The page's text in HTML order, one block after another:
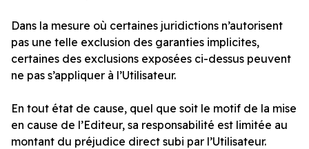
Dans la mesure où certaines juridictions n’autorisent
pas une telle exclusion des garanties implicites,
certaines des exclusions exposées ci-dessus peuvent
ne pas s’appliquer à l’Utilisateur.
En tout état de cause, quel que soit le motif de la mise
en cause de l’Editeur, sa responsabilité est limitée au
montant du préjudice direct subi par l’Utilisateur.